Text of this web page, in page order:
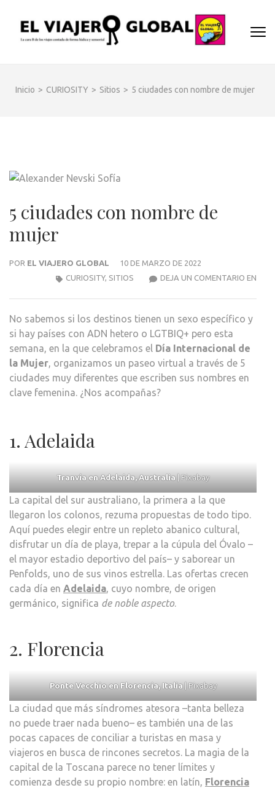
contenido
Intro)
EL
Un
Inicio > CURIOSITY > Sitios > 5 ciudades con nombre de mujer
5 ciudades con nombre de
mujer
POR EL VIAJERO GLOBAL
10 DE MARZO DE 2022
DEJA UN COMENTARIO EN
CURIOSITY, SITIOS
No sabemos si los destinos tienen un sexo específico y
si hay países con ADN hetero o LGTBIQ+ pero esta
semana, en la que celebramos el Día Internacional de
la Mujer, organizamos un paseo virtual a través de 5
ciudades muy diferentes que escriben sus nombres en
clave femenina. ¿Nos acompañas?
1. Adelaida
Tranvía en Adelaida, Australia | Pixabay
La capital del sur australiano, la primera a la que
llegaron los colonos, rezuma propuestas de todo tipo.
Aquí puedes elegir entre un repleto abanico cultural,
disfrutar un día de playa, trepar a la cúpula del Óvalo –
el mayor estadio deportivo del país– y saborear un
Penfolds, uno de sus vinos estrella. Las ofertas crecen
cada día en Adelaida, cuyo nombre, de origen
germánico, significa de noble aspecto.
2. Florencia
Ponte Vecchio en Florencia, Italia| Pixabay
La ciudad que más síndromes atesora –tanta belleza
no puede traer nada bueno– es también una de las
pocas capaces de conciliar a turistas en masa y
viajeros en busca de rincones secretos. La magia de la
capital de la Toscana parece no tener límites y
comienza desde su propio nombre: en latín, Florencia